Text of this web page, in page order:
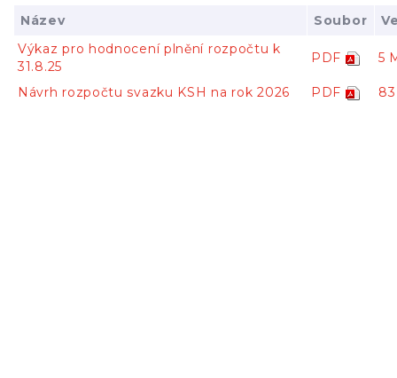
Název Soubor
Výkaz pro hodnocení plnění rozpočtu k
31.8.25
PDF 5
Návrh rozpočtu svazku KSH na rok 2026 PDF